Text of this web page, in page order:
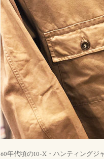
60年代頃の10-X・ハンティングジ